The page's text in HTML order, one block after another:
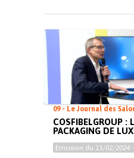
09 - Le Journal des
COSFIBELGROUP :
PACKAGING DE
Emission du 13/02/2024